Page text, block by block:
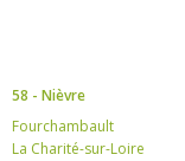
58 - Nièvre
Fourchambault
La Charité-sur-Loire